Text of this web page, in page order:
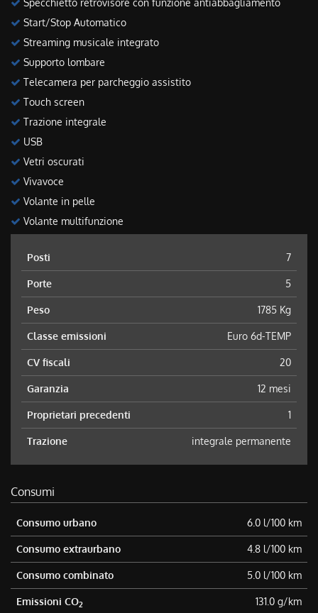
Specchietto retrovisore con funzione antiabbagliamento
Start/Stop Automatico
Streaming musicale integrato
Supporto lombare
Telecamera per parcheggio assistito
Touch screen
Trazione integrale
USB
Vetri oscurati
Vivavoce
Volante in pelle
Volante multifunzione
Posti 7
Porte 5
Peso 1785 Kg
Classe emissioni Euro 6d-TEMP
CV fiscali 20
Garanzia 12 mesi
Proprietari precedenti 1
Trazione integrale permanente
Consumi
Consumo urbano 6.0 l/100 km
Consumo extraurbano 4.8 l/100 km
Consumo combinato 5.0 l/100 km
Emissioni CO2 131.0 g/km